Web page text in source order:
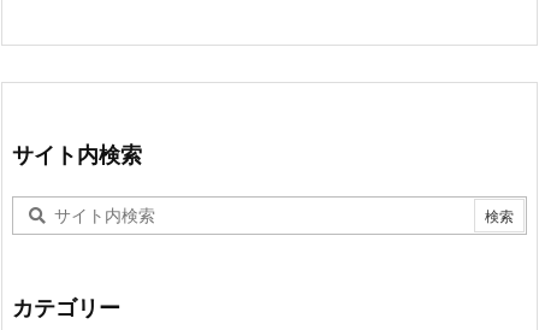
サイト内検索
カテゴリー